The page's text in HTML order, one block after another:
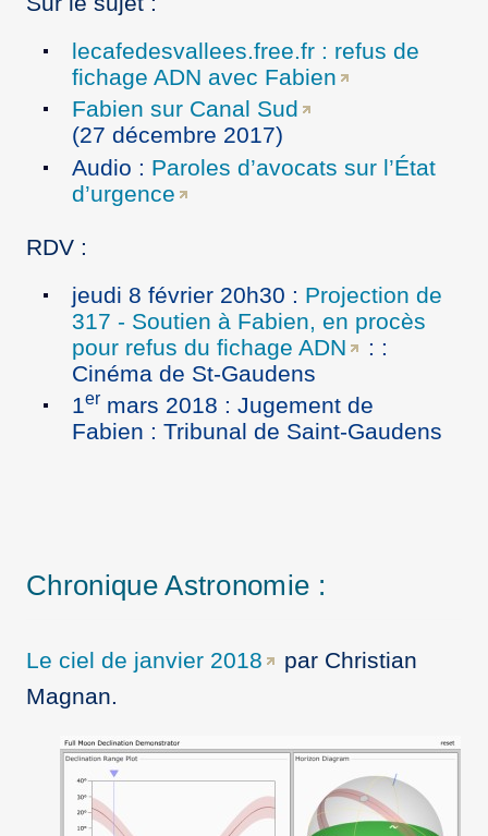
lecafedesvallees.free.fr : refus de
fichage ADN avec Fabien
Fabien sur Canal Sud
(27 décembre 2017)
Audio : Paroles d’avocats sur l’État
d’urgence
RDV :
jeudi 8 février 20h30 : Projection de
317 - Soutien à Fabien, en procès
pour refus du fichage ADN
: :
Cinéma de St-Gaudens
1er mars 2018 : Jugement de
Fabien : Tribunal de Saint-Gaudens
Chronique Astronomie :
Le ciel de janvier 2018
par Christian
Magnan.